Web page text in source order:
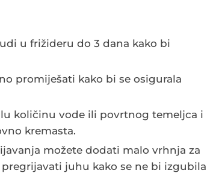
u frižideru do 3 dana kako bi
promiješati kako bi se osigurala
količinu vode ili povrtnog temeljca i
kremasta.
možete dodati malo vrhnja za
juhu kako se ne bi izgubila